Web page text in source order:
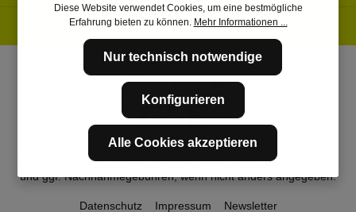
* Alle Preise inkl. gesetzl. Mehrwertsteuer zzgl.Versandkosten
und ggf. Nachnahmegebühren, wenn nicht anders angegeben.
Datenschutz Impressum Newsletter
Diese Website verwendet Cookies, um eine bestmögliche
Erfahrung bieten zu können. Mehr Informationen ...
Nur technisch notwendige
Konfigurieren
Alle Cookies akzeptieren